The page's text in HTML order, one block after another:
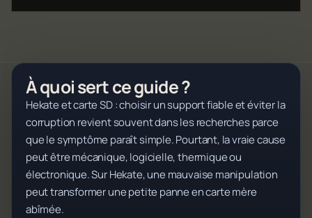
À quoi sert ce guide ?
Hekate et carte SD : choisir un support fiable et éviter la
corruption revient souvent dans les recherches parce
que le symptôme paraît simple. Pourtant, la vraie cause
peut être mécanique, logicielle, thermique ou
électronique. Sur Hekate, une mauvaise manipulation
peut transformer une petite panne en carte mère
abîmée.